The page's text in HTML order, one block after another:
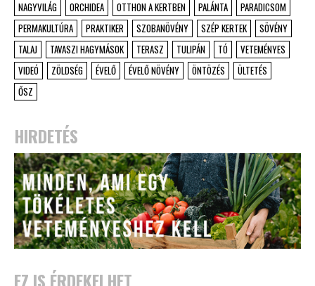
NAGYVILÁG
ORCHIDEA OTTHON A KERTBEN PALÁNTA
PARADICSOM
PERMAKULTÚRA
PRAKTIKER SZOBANÖVÉNY SZÉP KERTEK
SÖVÉNY
TALAJ
TAVASZI HAGYMÁSOK TERASZ TULIPÁN TÓ
VETEMÉNYES
VIDEÓ
ZÖLDSÉG ÉVELŐ ÉVELŐ NÖVÉNY ÖNTÖZÉS
ÜLTETÉS
ŐSZ
HIRDETÉS
EZ IS ÉRDEKELHET